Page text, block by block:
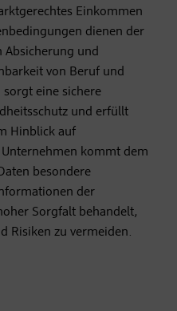
Einkommen
dienen der
Absicherung und
von Beruf und
sorgt eine sichere
und erfüllt
Hinblick auf
kommt dem
besondere
der
Sorgfalt behandelt,
Risiken zu vermeiden.